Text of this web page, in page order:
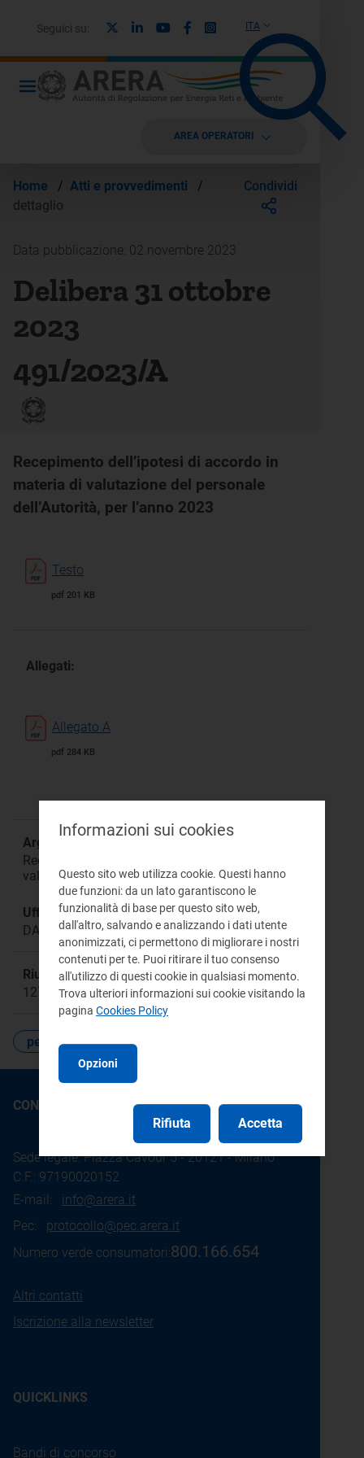
ITA
Seguici su: LinkedinYoutubeFacebook
Instagram
AREA OPERATORI
Home / Atti e provvedimenti
/
dettaglio
Condividi
Data pubblicazione: 02 novembre 2023
Delibera 31 ottobre
2023
491/2023/A
Recepimento dell’ipotesi di accordo in
materia di valutazione del personale
dell’Autorità, per l’anno 2023
Testo
pdf 201 KB
Allegati:
Allegato A
pdf 284 KB
Argomento:
Recepimento di ipotesi di accordo in materia di
valutazione del personale ARERA anno 2023
Ufficio responsabile:
DAGR Direzione Affari Generali e Risorse
Riunione:
1270
personale
CONTATTI
Sede legale: Piazza Cavour 5 - 20121 - Milano
C.F.: 97190020152
E-mail: info@arera.it
Pec: protocollo@pec.arera.it
Numero verde consumatori:800.166.654
Altri contatti
Iscrizione alla newsletter
QUICKLINKS
Bandi di concorso
Informazioni sui cookies
Questo sito web utilizza cookie. Questi hanno
due funzioni: da un lato garantiscono le
funzionalità di base per questo sito web,
dall'altro, salvando e analizzando i dati utente
anonimizzati, ci permettono di migliorare i nostri
contenuti per te. Puoi ritirare il tuo consenso
all'utilizzo di questi cookie in qualsiasi momento.
Trova ulteriori informazioni sui cookie visitando la
pagina Cookies Policy
Opzioni
Rifiuta Accetta